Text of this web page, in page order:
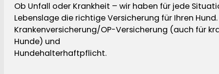
Ob Unfall oder Krankheit – wir haben für jede
Lebenslage die richtige Versicherung für Ihren Hund.
Krankenversicherung/OP-Versicherung (auch für
Hunde) und
Hundehalterhaftpflicht.